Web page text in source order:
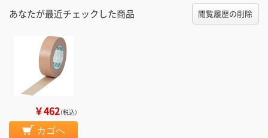
あなたが最近チェックした商品 閲覧履歴の削除
￥462（税込）
カゴへ